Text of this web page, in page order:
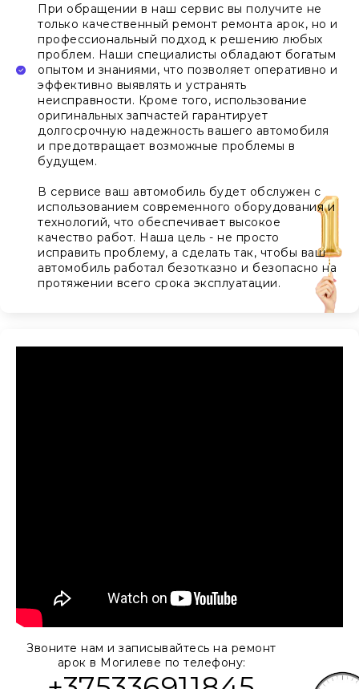
При обращении в наш сервис вы получите не
только качественный ремонт ремонта арок, но и
профессиональный подход к решению любых
проблем. Наши специалисты обладают богатым
опытом и знаниями, что позволяет оперативно и
эффективно выявлять и устранять
неисправности. Кроме того, использование
оригинальных запчастей гарантирует
долгосрочную надежность вашего автомобиля
и предотвращает возможные проблемы в
будущем.
В сервисе ваш автомобиль будет обслужен с
использованием современного оборудования и
технологий, что обеспечивает высокое
качество работ. Наша цель - не просто
исправить проблему, а сделать так, чтобы ваш
автомобиль работал безотказно и безопасно на
протяжении всего срока эксплуатации.
Звоните нам и записывайтесь на ремонт
арок в Могилеве по телефону: